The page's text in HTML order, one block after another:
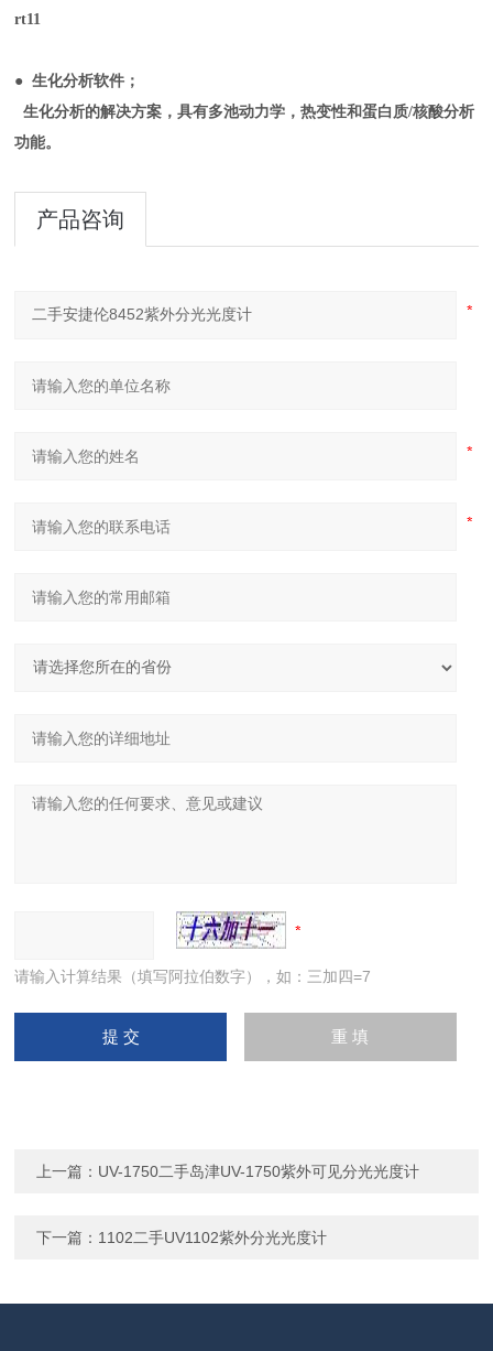
rt11
● 生化分析软件；
生化分析的解决方案，具有多池动力学，热变性和蛋白质/核酸分析
功能。
产品咨询
请输入计算结果（填写阿拉伯数字），如：三加四=7
上一篇： UV-1750二手岛津UV-1750紫外可见分光光度计
下一篇： 1102二手UV1102紫外分光光度计